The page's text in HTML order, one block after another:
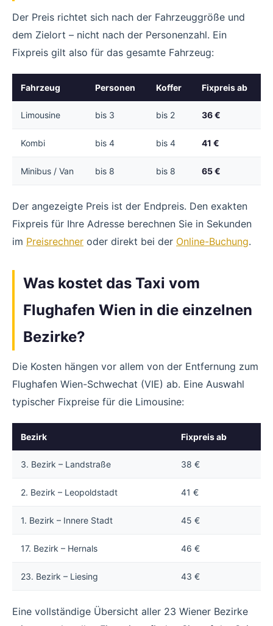
Der Preis richtet sich nach der Fahrzeuggröße und
dem Zielort – nicht nach der Personenzahl. Ein
Fixpreis gilt also für das gesamte Fahrzeug:
Fahrzeug Personen Koffer Fixpreis ab
Limousine bis 3 bis 2 36 €
Kombi bis 4 bis 4 41 €
Minibus / Van bis 8 bis 8 65 €
Der angezeigte Preis ist der Endpreis. Den exakten
Fixpreis für Ihre Adresse berechnen Sie in Sekunden
im Preisrechner oder direkt bei der Online-Buchung.
Was kostet das Taxi vom
Flughafen Wien in die einzelnen
Bezirke?
Die Kosten hängen vor allem von der Entfernung zum
Flughafen Wien-Schwechat (VIE) ab. Eine Auswahl
typischer Fixpreise für die Limousine:
Bezirk Fixpreis ab
3. Bezirk – Landstraße 38 €
2. Bezirk – Leopoldstadt 41 €
1. Bezirk – Innere Stadt 45 €
17. Bezirk – Hernals 46 €
23. Bezirk – Liesing 43 €
Eine vollständige Übersicht aller 23 Wiener Bezirke